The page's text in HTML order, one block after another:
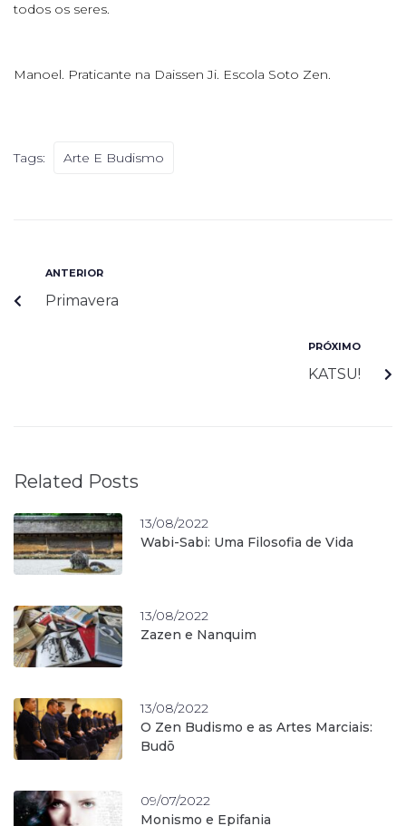
todos os seres.
Manoel. Praticante na Daissen Ji. Escola Soto Zen.
Tags: Arte E Budismo
ANTERIOR
Primavera
PRÓXIMO
KATSU!
Related Posts
13/08/2022
Wabi-Sabi: Uma Filosofia de Vida
13/08/2022
Zazen e Nanquim
13/08/2022
O Zen Budismo e as Artes Marciais:
Budō
09/07/2022
Monismo e Epifania